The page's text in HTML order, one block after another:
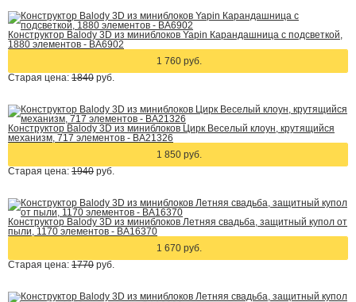
Конструктор Balody 3D из миниблоков Yapin Карандашница с подсветкой,
1880 элементов - BA6902
1 760 руб.
Старая цена: 1840 руб.
Конструктор Balody 3D из миниблоков Цирк Веселый клоун, крутящийся
механизм, 717 элементов - BA21326
1 850 руб.
Старая цена: 1940 руб.
Конструктор Balody 3D из миниблоков Летняя свадьба, защитный купол от
пыли, 1170 элементов - BA16370
1 670 руб.
Старая цена: 1770 руб.